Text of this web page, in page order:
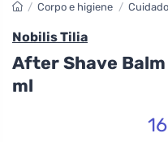
/ Corpo e higiene /
Nobilis Tilia
After Shave
ml